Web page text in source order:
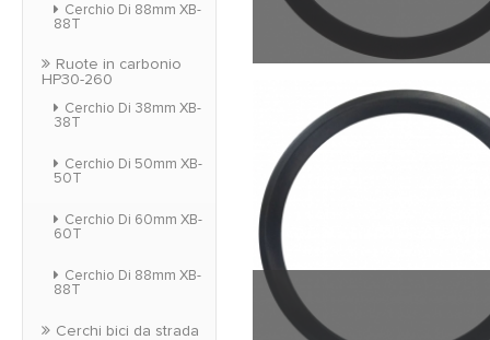
Cerchio Di 88mm XB-
88T
Ruote in carbonio
HP30-260
Cerchio Di 38mm XB-
38T
Cerchio Di 50mm XB-
50T
Cerchio Di 60mm XB-
60T
Cerchio Di 88mm XB-
88T
Cerchi bici da strada
rendono più forte.
PMI, il suo peso è